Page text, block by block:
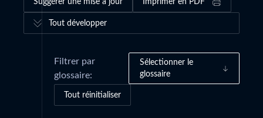
Tout développer
Filtrer par
glossaire:
Sélectionner le
glossaire
Tout réinitialiser